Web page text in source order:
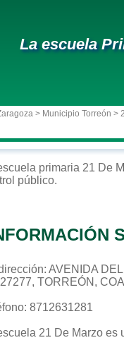
La escuela
> Municipio Torreón >
primaria 21 De
público.
AVENIDA
TORREÓN,
8712631281
21 De Marzo es